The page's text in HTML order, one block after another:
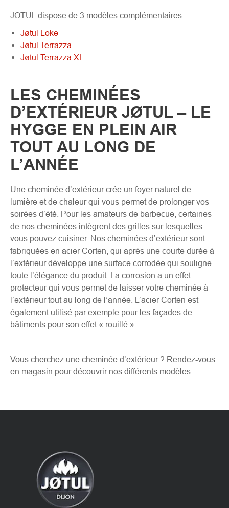
JOTUL dispose de 3 modèles complémentaires :
Jøtul Loke
Jøtul Terrazza
Jøtul Terrazza XL
LES CHEMINÉES
D’EXTÉRIEUR JØTUL – LE
HYGGE EN PLEIN AIR
TOUT AU LONG DE
L’ANNÉE
Une cheminée d’extérieur crée un foyer naturel de
lumière et de chaleur qui vous permet de prolonger vos
soirées d’été. Pour les amateurs de barbecue, certaines
de nos cheminées intègrent des grilles sur lesquelles
vous pouvez cuisiner. Nos cheminées d’extérieur sont
fabriquées en acier Corten, qui après une courte durée à
l’extérieur développe une surface corrodée qui souligne
toute l’élégance du produit. La corrosion a un effet
protecteur qui vous permet de laisser votre cheminée à
l’extérieur tout au long de l’année. L’acier Corten est
également utilisé par exemple pour les façades de
bâtiments pour son effet « rouillé ».
Vous cherchez une cheminée d’extérieur ? Rendez-vous
en magasin pour découvrir nos différents modèles.